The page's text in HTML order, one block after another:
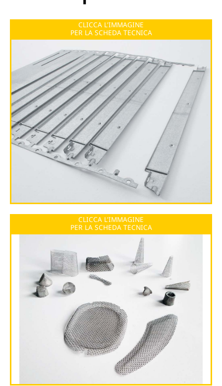
CLICCA L'IMMAGINE
PER LA SCHEDA TECNICA
CLICCA L'IMMAGINE
PER LA SCHEDA TECNICA